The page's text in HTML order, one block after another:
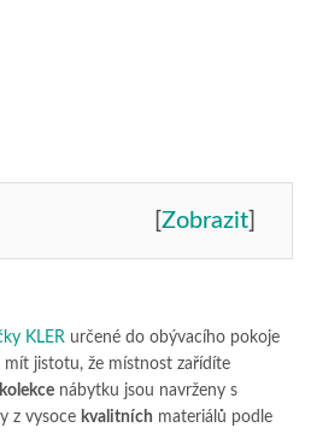
[Zobrazit]
KLER určené do obývacího pokoje
mít jistotu, že místnost zařídíte
nábytku jsou navrženy s
z vysoce kvalitních materiálů podle